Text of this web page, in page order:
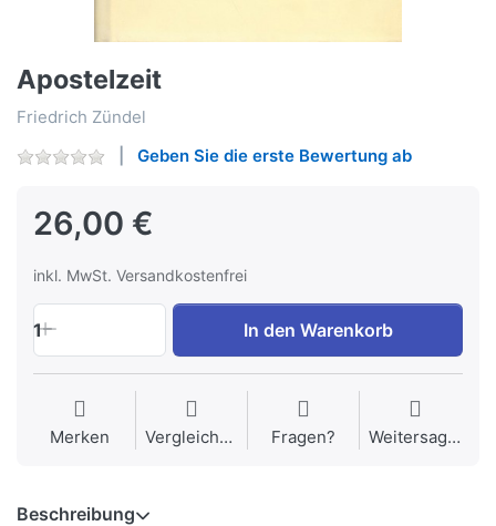
Apostelzeit
Friedrich Zündel
Geben Sie die erste Bewertung ab
26,00 €
inkl. MwSt. Versandkostenfrei
1 In den Warenkorb
Merken Vergleichen Fragen? Weitersagen
Beschreibung